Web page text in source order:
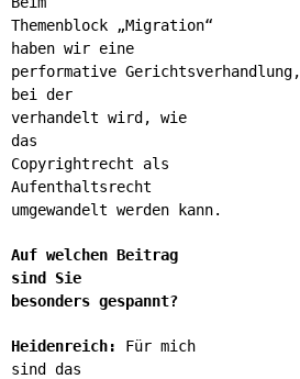
Themenblock „Migration“
haben wir eine
performative Gerichtsverhandlung,
bei der
verhandelt wird, wie
das
Copyrightrecht als
Aufenthaltsrecht
umgewandelt werden kann.
Auf welchen Beitrag
sind Sie
besonders gespannt?
Heidenreich:
Für mich
sind das